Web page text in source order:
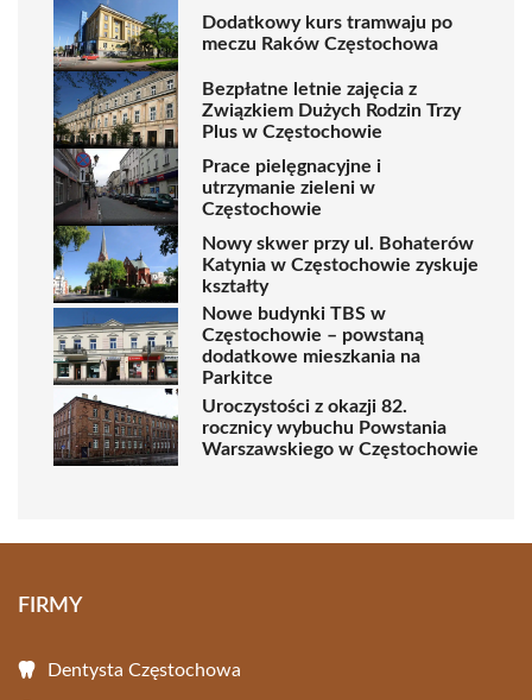
Dodatkowy kurs tramwaju po
meczu Raków Częstochowa
Bezpłatne letnie zajęcia z
Związkiem Dużych Rodzin Trzy
Plus w Częstochowie
Prace pielęgnacyjne i
utrzymanie zieleni w
Częstochowie
Nowy skwer przy ul. Bohaterów
Katynia w Częstochowie zyskuje
kształty
Nowe budynki TBS w
Częstochowie – powstaną
dodatkowe mieszkania na
Parkitce
Uroczystości z okazji 82.
rocznicy wybuchu Powstania
Warszawskiego w Częstochowie
FIRMY
Dentysta Częstochowa